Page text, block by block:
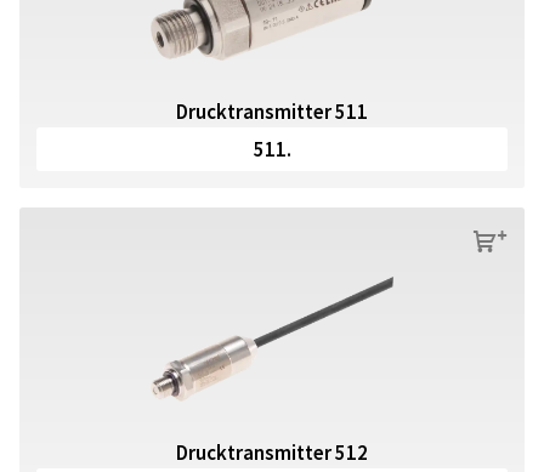
Drucktransmitter 511
511.
s
Drucktransmitter 512